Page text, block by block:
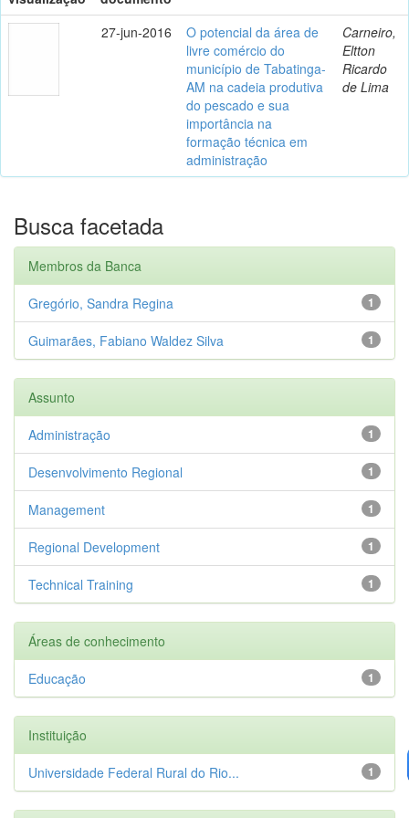
27-jun-2016
O potencial da área de
livre comércio do
município de Tabatinga-
AM na cadeia produtiva
do pescado e sua
importância na
formação técnica em
administração
Carneiro,
Eltton
Ricardo
de Lima
Busca facetada
Membros da Banca
1
Gregório, Sandra Regina
1
Guimarães, Fabiano Waldez Silva
Assunto
1
Administração
1
Desenvolvimento Regional
1
Management
1
Regional Development
1
Technical Training
Áreas de conhecimento
1
Educação
Instituição
1
Universidade Federal Rural do Rio...